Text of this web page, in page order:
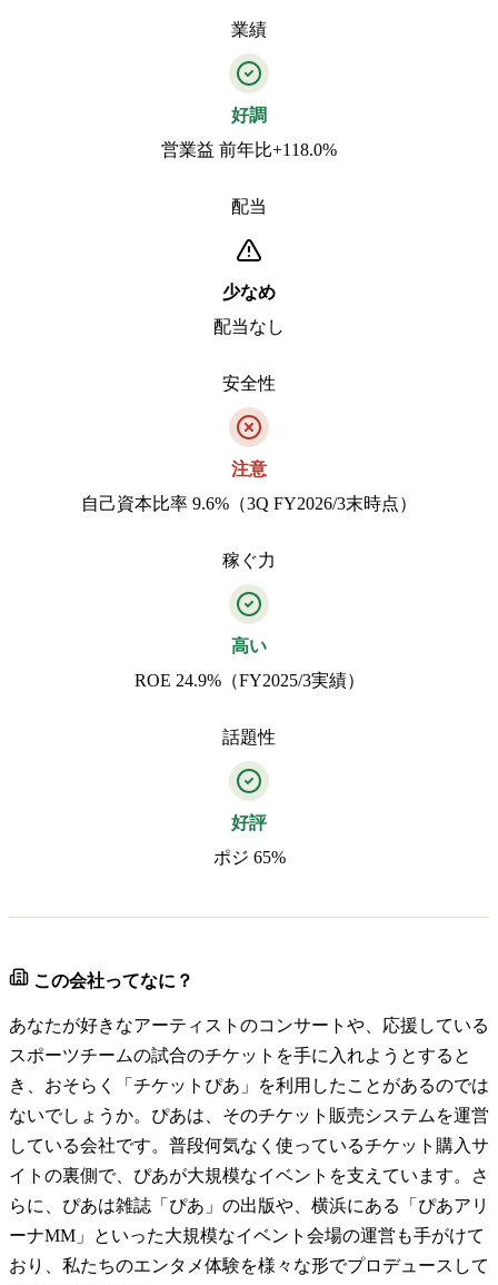
業績
好調
営業益 前年比+118.0%
配当
少なめ
配当なし
安全性
注意
自己資本比率 9.6%（3Q FY2026/3末時点）
稼ぐ力
高い
ROE 24.9%（FY2025/3実績）
話題性
好評
ポジ 65%
この会社ってなに？
あなたが好きなアーティストのコンサートや、応援している
スポーツチームの試合のチケットを手に入れようとすると
き、おそらく「チケットぴあ」を利用したことがあるのでは
ないでしょうか。ぴあは、そのチケット販売システムを運営
している会社です。普段何気なく使っているチケット購入サ
イトの裏側で、ぴあが大規模なイベントを支えています。さ
らに、ぴあは雑誌「ぴあ」の出版や、横浜にある「ぴあアリ
ーナMM」といった大規模なイベント会場の運営も手がけて
おり、私たちのエンタメ体験を様々な形でプロデュースして